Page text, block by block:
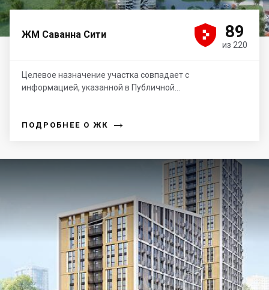
ЖМ Саванна Сити 



 89
из 220
Целевое назначение участка совпадает с
информацией, указанной в Публичной...
ПОДРОБНЕЕ О ЖК →